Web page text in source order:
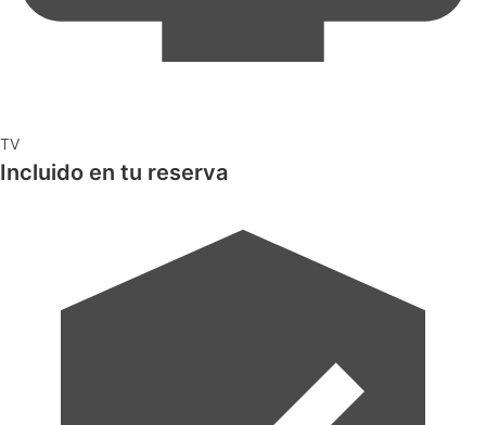
TV
Incluido en tu reserva